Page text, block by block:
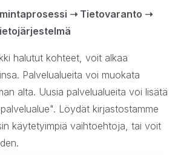
➝ Tietovaranto ➝
halutut kohteet, voit alkaa
Palvelualueita voi muokata
alta. Uusia palvelualueita voi lisätä
Löydät kirjastostamme
käytetyimpiä vaihtoehtoja, tai voit